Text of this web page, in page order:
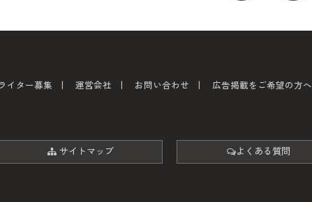
イター募集 運営会社 お問い合わせ 広告掲載をご希望の方へ
サイトマップ よくある質問